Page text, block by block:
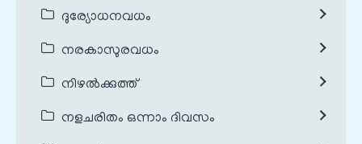
ദുര്യോധനവധം
നരകാസുരവധം
നിഴൽക്കുത്ത്
നളചരിതം ഒന്നാം ദിവസം